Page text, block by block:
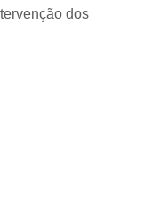
dos